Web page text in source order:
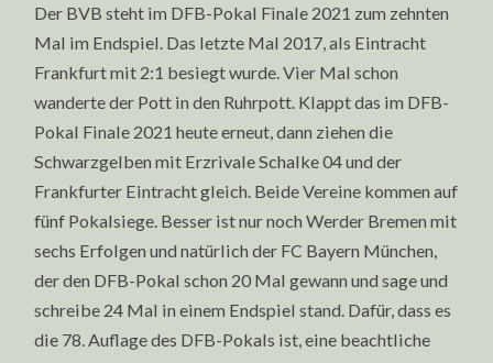
Der BVB steht im DFB-Pokal Finale 2021 zum zehnten
Mal im Endspiel. Das letzte Mal 2017, als Eintracht
Frankfurt mit 2:1 besiegt wurde. Vier Mal schon
wanderte der Pott in den Ruhrpott. Klappt das im DFB-
Pokal Finale 2021 heute erneut, dann ziehen die
Schwarzgelben mit Erzrivale Schalke 04 und der
Frankfurter Eintracht gleich. Beide Vereine kommen auf
fünf Pokalsiege. Besser ist nur noch Werder Bremen mit
sechs Erfolgen und natürlich der FC Bayern München,
der den DFB-Pokal schon 20 Mal gewann und sage und
schreibe 24 Mal in einem Endspiel stand. Dafür, dass es
die 78. Auflage des DFB-Pokals ist, eine beachtliche